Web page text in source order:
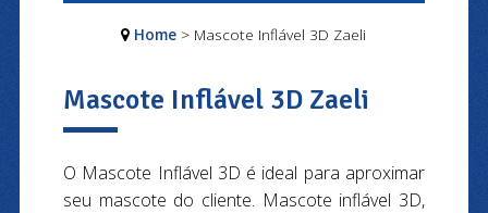
Home > Mascote Inflável 3D Zaeli
Mascote Inflável 3D Zaeli
O Mascote Inflável 3D é ideal para aproximar
seu mascote do cliente. Mascote inflável 3D,